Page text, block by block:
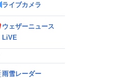
ライブカメラ
ウェザーニュース
LiVE
雨雪レーダー